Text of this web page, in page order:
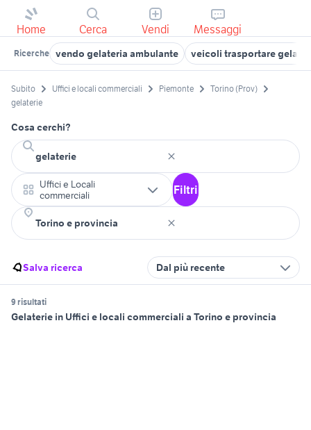
Home Cerca Vendi Messaggi
Ricerche vendo gelateria ambulante veicoli trasportare gelati
Subito Uffici e locali commerciali Piemonte
Torino (Prov)
gelaterie
Cosa cerchi?
Uffici e Locali
commerciali
Filtri
Salva ricerca Dal più recente
9 risultati
Gelaterie in Uffici e locali commerciali a Torino e provincia